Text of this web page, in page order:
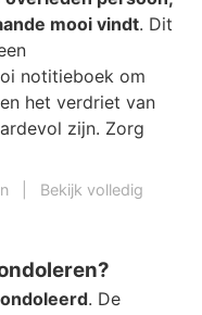
mooi vindt. Dit
notitieboek om
het verdriet van
zijn. Zorg
Bekijk volledig
. De